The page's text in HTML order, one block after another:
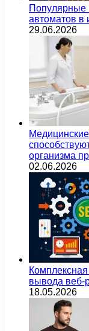
Популярные
автоматов в
29.06.2026
организма
02.06.2026
вывода веб-
18.05.2026